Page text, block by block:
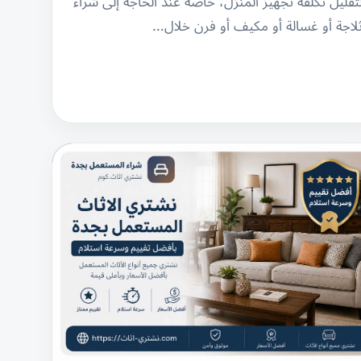
أو غسالة أو مكيف أو فرن خلال…